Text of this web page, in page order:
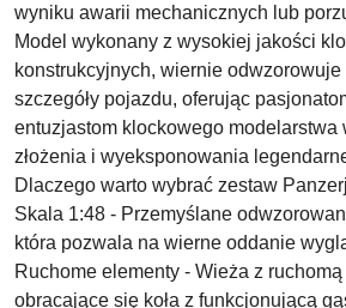
wyniku awarii mechanicznych lub
Model wykonany z wysokiej jakości
konstrukcyjnych, wiernie
szczegóły pojazdu, oferując
entuzjastom klockowego modelarstwa
złożenia i wyeksponowania
Dlaczego warto wybrać zestaw
Skala 1:48 - Przemyślane
która pozwala na wierne oddanie
Ruchome elementy - Wieża z ruchomą
obracające się koła z funkcjonującą